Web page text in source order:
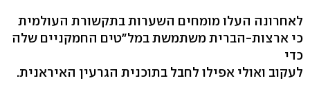
לאחרונה העלו מומחים השערות בתקשורת העולמית
כי ארצות-הברית משתמשת במל"טים החמקניים שלה
כדי
לעקוב ואולי אפילו לחבל בתוכנית הגרעין האיראנית.